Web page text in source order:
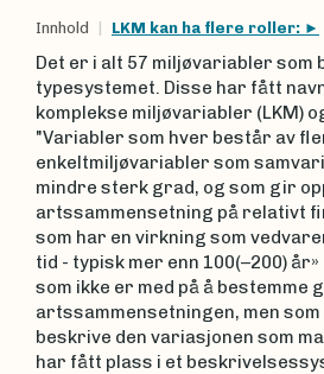
Innhold LKM kan ha flere roller:
Det er i alt 57 miljøvariabler som
typesystemet. Disse har fått
komplekse miljøvariabler (LKM)
"Variabler som hver består av
enkeltmiljøvariabler som
mindre sterk grad, og som gir
artssammensetning på relativt
som har en virkning som
tid - typisk mer enn 100(–200)
som ikke er med på å bestemme
artssammensetningen, men som
beskrive den variasjonen som
har fått plass i et